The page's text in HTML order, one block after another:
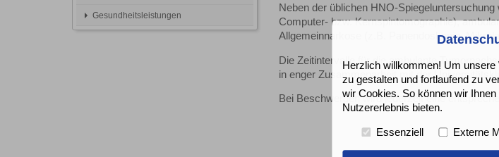
Gesundheitsleistungen
Neben der üblichen HNO-
Computer- bzw. Kernspintomographie),
Allgemeinnarkose (z.B. Panendoskopie,
Die Zeitintervalle für die ambulante
in enger Zusammenarbeit mit der
Bei Beschwerden wird jederzeit eine
Herzlich willkommen! Um unsere
zu gestalten und fortlaufend zu
wir Cookies. So können wir
Nutzererlebnis bieten.
Essenziell Externe